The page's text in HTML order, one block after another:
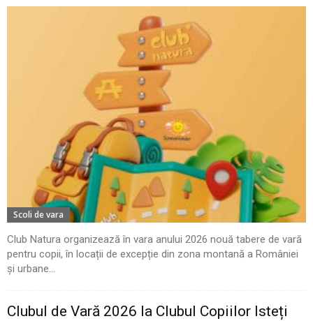
Scoli de vara
Club Natura organizează în vara anului 2026 nouă tabere de vară
pentru copii, în locații de excepție din zona montană a României
și urbane...
Clubul de Vară 2026 la Clubul Copiilor Isteți